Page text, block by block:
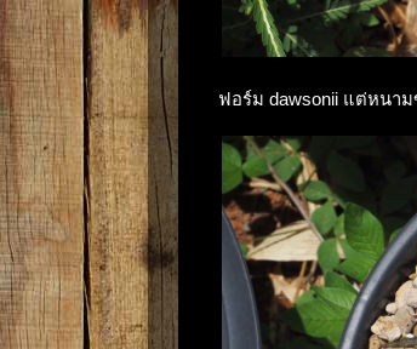
ฟอร์ม dawsonii แต่หนาม